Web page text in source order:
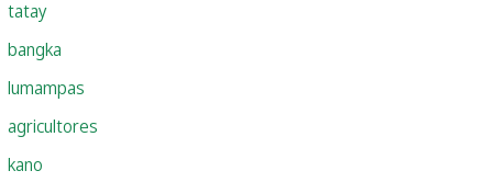
tatay
bangka
lumampas
agricultores
kano